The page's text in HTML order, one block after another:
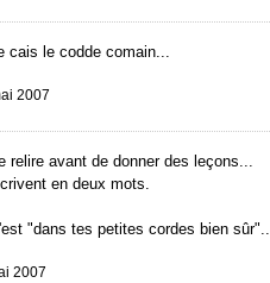
cais le codde comain...
2007
relire avant de donner des leçons...
en deux mots.
"dans tes petites cordes bien
2007